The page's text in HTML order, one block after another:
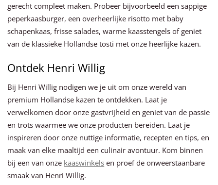
gerecht compleet maken. Probeer bijvoorbeeld een sappige
peperkaasburger, een overheerlijke risotto met baby
schapenkaas, frisse salades, warme kaasstengels of geniet
van de klassieke Hollandse tosti met onze heerlijke kazen.
Ontdek Henri Willig
Bij Henri Willig nodigen we je uit om onze wereld van
premium Hollandse kazen te ontdekken. Laat je
verwelkomen door onze gastvrijheid en geniet van de passie
en trots waarmee we onze producten bereiden. Laat je
inspireren door onze nuttige informatie, recepten en tips, en
maak van elke maaltijd een culinair avontuur. Kom binnen
bij een van onze kaaswinkels en proef de onweerstaanbare
smaak van Henri Willig.